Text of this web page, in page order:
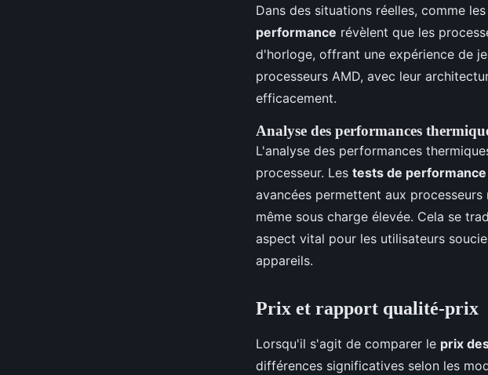
Dans des situations réelles, comme
performance révèlent que les
d'horloge, offrant une expérience de
processeurs AMD, avec leur
efficacement.
Analyse des performances
L'analyse des performances
processeur. Les tests de performance
avancées permettent aux
même sous charge élevée. Cela se
aspect vital pour les utilisateurs
appareils.
Prix et rapport qualité-prix
Lorsqu'il s'agit de comparer le prix
différences significatives selon les